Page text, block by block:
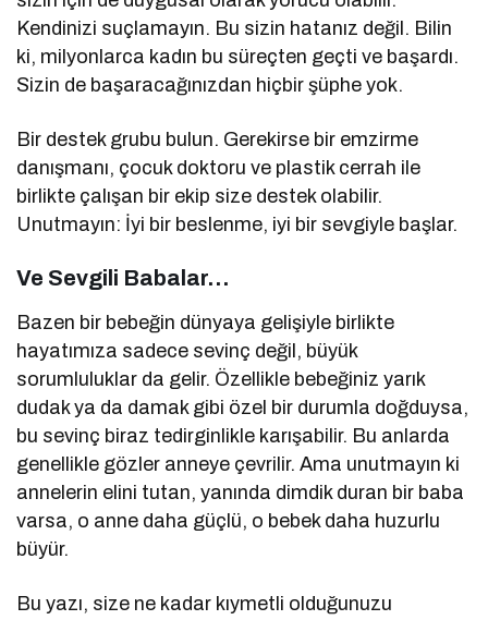
Kendinizi suçlamayın. Bu sizin hatanız değil. Bilin
ki, milyonlarca kadın bu süreçten geçti ve başardı.
Sizin de başaracağınızdan hiçbir şüphe yok.
Bir destek grubu bulun. Gerekirse bir emzirme
danışmanı, çocuk doktoru ve plastik cerrah ile
birlikte çalışan bir ekip size destek olabilir.
Unutmayın: İyi bir beslenme, iyi bir sevgiyle başlar.
Ve Sevgili Babalar…
Bazen bir bebeğin dünyaya gelişiyle birlikte
hayatımıza sadece sevinç değil, büyük
sorumluluklar da gelir. Özellikle bebeğiniz yarık
dudak ya da damak gibi özel bir durumla doğduysa,
bu sevinç biraz tedirginlikle karışabilir. Bu anlarda
genellikle gözler anneye çevrilir. Ama unutmayın ki
annelerin elini tutan, yanında dimdik duran bir baba
varsa, o anne daha güçlü, o bebek daha huzurlu
büyür.
Bu yazı, size ne kadar kıymetli olduğunuzu